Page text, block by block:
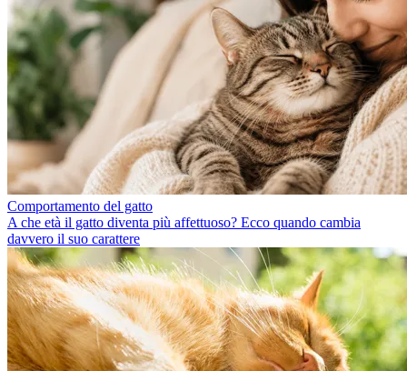
Comportamento del gatto
A che età il gatto diventa più affettuoso? Ecco quando cambia
davvero il suo carattere